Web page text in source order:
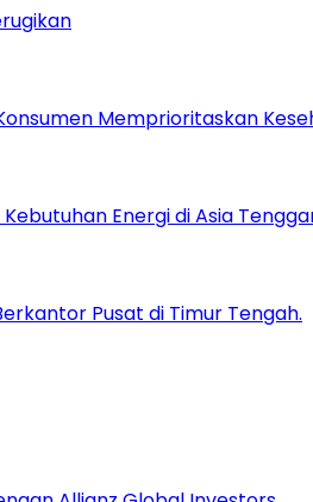
Memprioritaskan
Energi di Asia
Pusat di Timur Tengah.